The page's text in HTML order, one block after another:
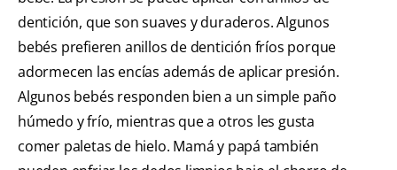
dentición, que son suaves y duraderos. Algunos
bebés prefieren anillos de dentición fríos porque
adormecen las encías además de aplicar presión.
Algunos bebés responden bien a un simple paño
húmedo y frío, mientras que a otros les gusta
comer paletas de hielo. Mamá y papá también